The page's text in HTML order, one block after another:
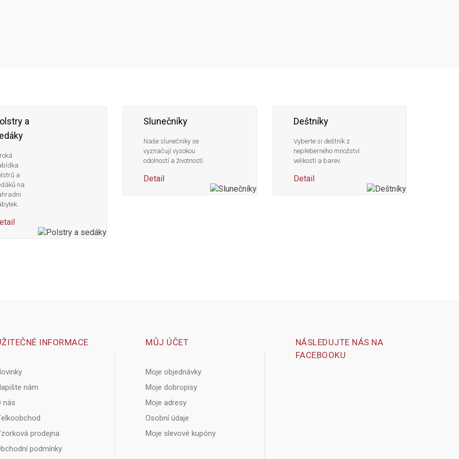
a
a
na
Slunečníky
Naše slunečníky se
vyznačují vysokou
odolností a životností.
Detail
Deštníky
Vyberte si deštník z
nepřeberného množství
velikostí a barev.
Detail
INFORMACE
nám
nás
prodejna
podmínky
MŮJ ÚČET
Moje objednávky
Moje dobropisy
Moje adresy
Osobní údaje
Moje slevové kupóny
NÁSLEDUJTE NÁS NA
FACEBOOKU